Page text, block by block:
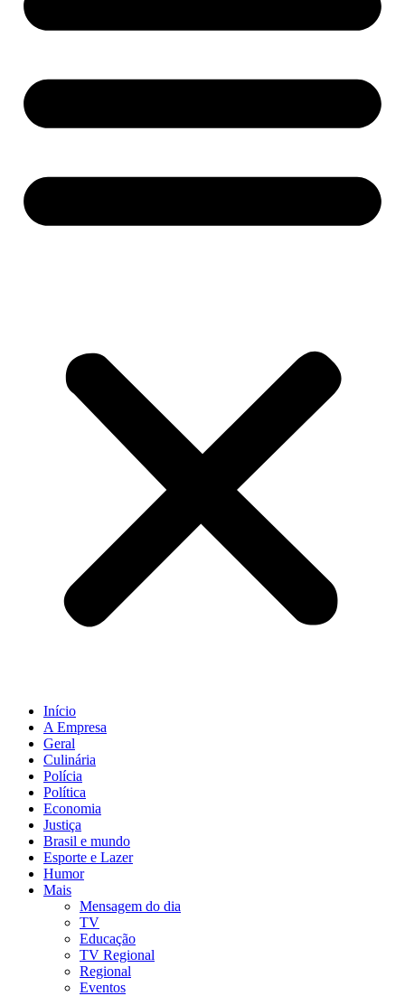
Início
A Empresa
Geral
Culinária
Polícia
Política
Economia
Justiça
Brasil e mundo
Esporte e Lazer
Humor
Mais
Mensagem do dia
TV
Educação
TV Regional
Regional
Eventos